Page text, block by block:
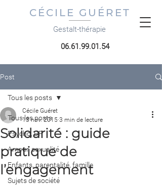
CÉCILE GUÉRET
Gestalt-thérapie
06.61.99.01.54
Post
Tous les posts
Psycho, DP
Amour, sexualité
Enfants, parentalité, famille
Sujets de société
Tous les posts
Solidarité : guide
pratique de
l’engagement
Cécile Guéret
13 nov. 2015 3 min de lecture